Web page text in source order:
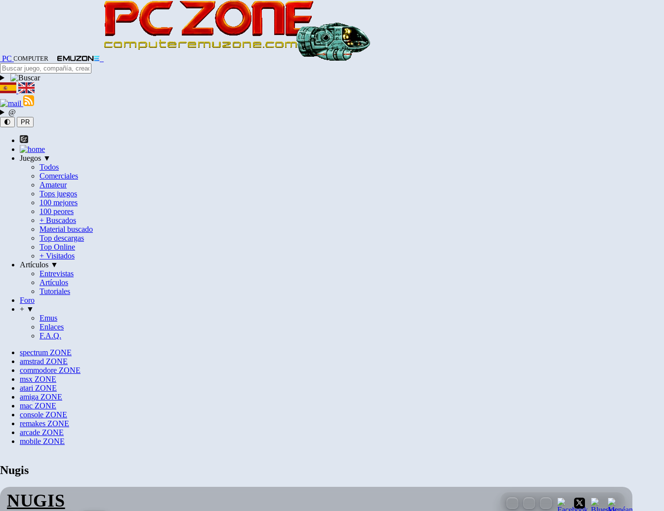
PC COMPUTER
@
🌓 PR
Juegos ▼
Todos
Comerciales
Amateur
Tops juegos
100 mejores
100 peores
+ Buscados
Material buscado
Top descargas
Top Online
+ Visitados
Artículos ▼
Entrevistas
Artículos
Tutoriales
Foro
+ ▼
Emus
Enlaces
F.A.Q.
spectrum ZONE
amstrad ZONE
commodore ZONE
msx ZONE
atari ZONE
amiga ZONE
mac ZONE
console ZONE
remakes ZONE
arcade ZONE
mobile ZONE
Nugis
NUGIS